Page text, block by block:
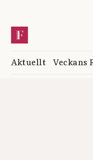
Aktuellt Veckans